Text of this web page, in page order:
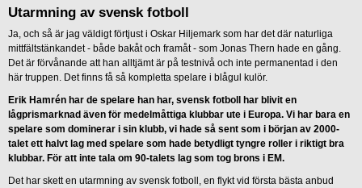
Utarmning av svensk fotboll
Ja, och så är jag väldigt förtjust i Oskar Hiljemark som har det där naturliga
mittfältstänkandet - både bakåt och framåt - som Jonas Thern hade en gång.
Det är förvånande att han alltjämt är på testnivå och inte permanentad i den
här truppen. Det finns få så kompletta spelare i blågul kulör.
Erik Hamrén har de spelare han har, svensk fotboll har blivit en
lågprismarknad även för medelmåttiga klubbar ute i Europa. Vi har bara en
spelare som dominerar i sin klubb, vi hade så sent som i början av 2000-
talet ett halvt lag med spelare som hade betydligt tyngre roller i riktigt bra
klubbar. För att inte tala om 90-talets lag som tog brons i EM.
Det har skett en utarmning av svensk fotboll, en flykt vid första bästa anbud